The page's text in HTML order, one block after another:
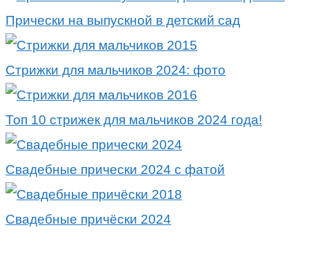
Прически на выпускной в детский сад
Стрижки для мальчиков 2024: фото
Топ 10 стрижек для мальчиков 2024 года!
Свадебные прически 2024 с фатой
Свадебные причёски 2024